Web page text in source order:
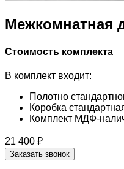
Межкомнатная
Стоимость комплекта
В комплект входит:
Полотно
Коробка
Комплект МДФ-
21 400 ₽
Заказать звонок